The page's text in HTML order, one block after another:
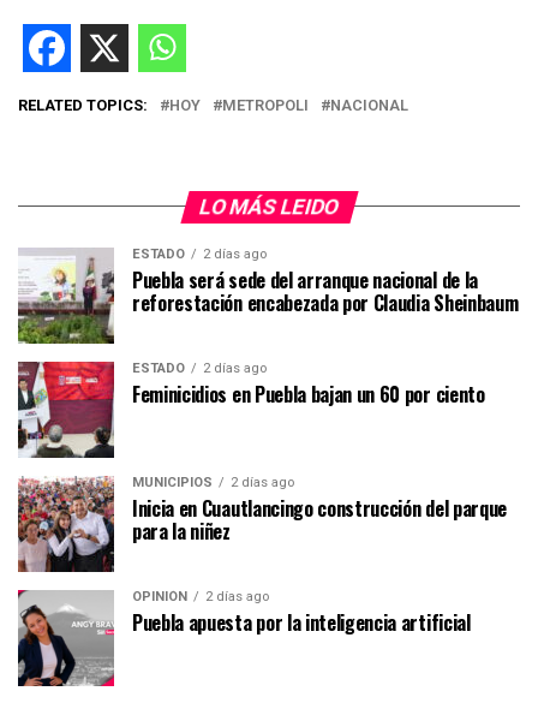
RELATED TOPICS: HOY METROPOLI NACIONAL
LO MÁS LEIDO
ESTADO 2 días ago
Puebla será sede del arranque nacional de la
reforestación encabezada por Claudia Sheinbaum
ESTADO 2 días ago
Feminicidios en Puebla bajan un 60 por ciento
MUNICIPIOS 2 días ago
Inicia en Cuautlancingo construcción del parque
para la niñez
OPINIÓN 2 días ago
Puebla apuesta por la inteligencia artificial